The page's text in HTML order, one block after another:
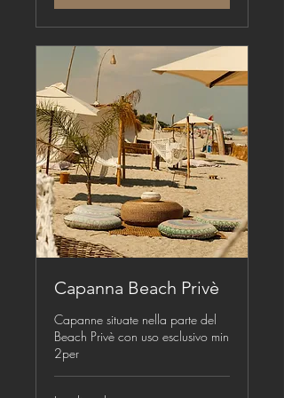
Capanna Beach Privè
Capanne situate nella parte del
Beach Privè con uso esclusivo min
2per